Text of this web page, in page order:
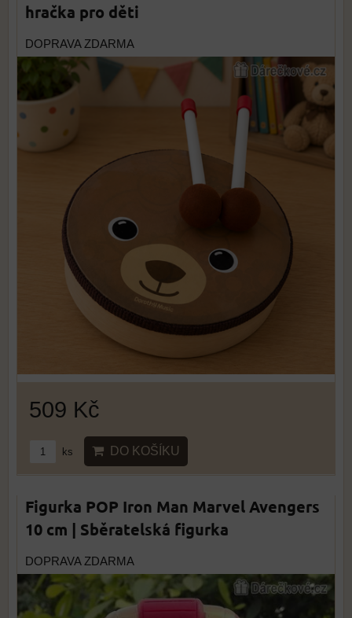
hračka pro děti
DOPRAVA ZDARMA
509 Kč
ks DO KOŠÍKU
Figurka POP Iron Man Marvel Avengers
10 cm | Sběratelská figurka
DOPRAVA ZDARMA